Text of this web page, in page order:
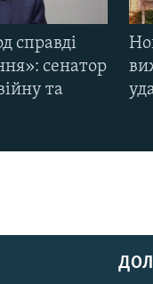
справді
сенатор
та